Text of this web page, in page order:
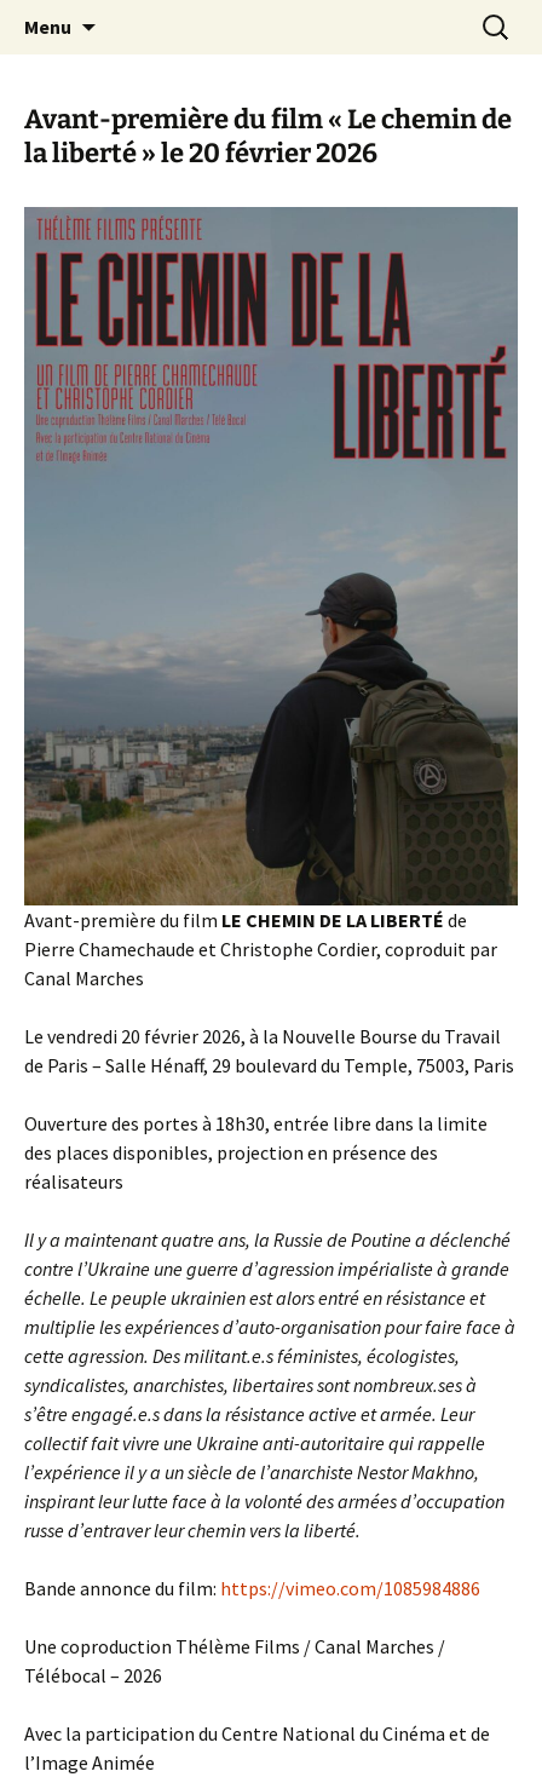
Canal Marches
Menu
Avant-première du film « Le chemin de
la liberté » le 20 février 2026
Avant-première du film LE CHEMIN DE LA LIBERTÉ de
Pierre Chamechaude et Christophe Cordier, coproduit par
Canal Marches
Le vendredi 20 février 2026, à la Nouvelle Bourse du Travail
de Paris – Salle Hénaff, 29 boulevard du Temple, 75003, Paris
Ouverture des portes à 18h30, entrée libre dans la limite
des places disponibles, projection en présence des
réalisateurs
Il y a maintenant quatre ans, la Russie de Poutine a déclenché
contre l’Ukraine une guerre d’agression impérialiste à grande
échelle. Le peuple ukrainien est alors entré en résistance et
multiplie les expériences d’auto-organisation pour faire face à
cette agression. Des militant.e.s féministes, écologistes,
syndicalistes, anarchistes, libertaires sont nombreux.ses à
s’être engagé.e.s dans la résistance active et armée. Leur
collectif fait vivre une Ukraine anti-autoritaire qui rappelle
l’expérience il y a un siècle de l’anarchiste Nestor Makhno,
inspirant leur lutte face à la volonté des armées d’occupation
russe d’entraver leur chemin vers la liberté.
Bande annonce du film: https://vimeo.com/1085984886
Une coproduction Thélème Films / Canal Marches /
Télébocal – 2026
Avec la participation du Centre National du Cinéma et de
l’Image Animée